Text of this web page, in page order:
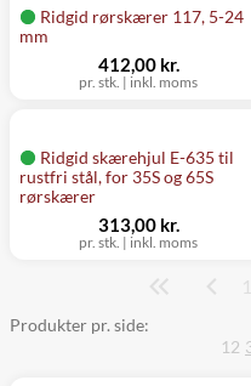
Ridgid rørskærer 117, 5-24
mm
pr. stk. | inkl. moms
412,00 kr.
Ridgid skærehjul E-635 til
rustfri stål, for 35S og 65S
rørskærer
pr. stk. | inkl. moms
313,00 kr.
1
Produkter pr. side:
12